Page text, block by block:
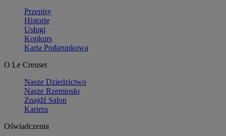
Przepisy
Historie
Usługi
Konkurs
Karta Podarunkowa
O Le Creuset
Nasze Dziedzictwo
Nasze Rzemiosło
Znajdź Salon
Kariera
Oświadczenia